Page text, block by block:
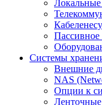
Локальные
Пассивное
Системы
Внешние
NAS
Опции к
Ленточные